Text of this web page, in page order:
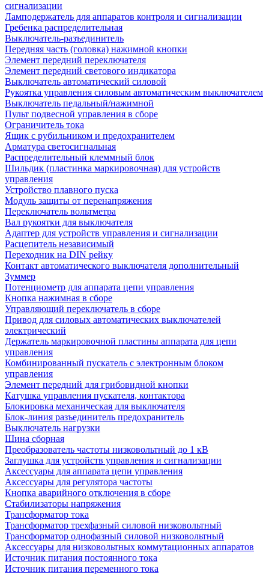
сигнализации
Ламподержатель для аппаратов контроля и сигнализации
Гребенка распределительная
Выключатель-разъединитель
Передняя часть (головка) нажимной кнопки
Элемент передний переключателя
Элемент передний светового индикатора
Выключатель автоматический силовой
Рукоятка управления силовым автоматическим выключателем
Выключатель педальный/нажимной
Пульт подвесной управления в сборе
Ограничитель тока
Ящик с рубильником и предохранителем
Арматура светосигнальная
Распределительный клеммный блок
Шильдик (пластинка маркировочная) для устройств
управления
Устройство плавного пуска
Модуль защиты от перенапряжения
Переключатель вольтметра
Вал рукоятки для выключателя
Адаптер для устройств управления и сигнализации
Расцепитель независимый
Переходник на DIN рейку
Контакт автоматического выключателя дополнительный
Зуммер
Потенциометр для аппарата цепи управления
Кнопка нажимная в сборе
Управляющий переключатель в сборе
Привод для силовых автоматических выключателей
электрический
Держатель маркировочной пластины аппарата для цепи
управления
Комбинированный пускатель с электронным блоком
управления
Элемент передний для грибовидной кнопки
Катушка управления пускателя, контактора
Блокировка механическая для выключателя
Блок-линия разъединитель предохранитель
Выключатель нагрузки
Шина сборная
Преобразователь частоты низковольтный до 1 кВ
Заглушка для устройств управления и сигнализации
Аксессуары для аппарата цепи управления
Аксессуары для регулятора частоты
Кнопка аварийного отключения в сборе
Стабилизаторы напряжения
Трансформатор тока
Трансформатор трехфазный силовой низковольтный
Трансформатор однофазный силовой низковольтный
Аксессуары для низковольтных коммутационных аппаратов
Источник питания постоянного тока
Источник питания переменного тока